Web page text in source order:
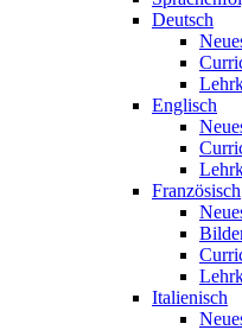
Deutsch
Englisch
Französisch
Italienisch